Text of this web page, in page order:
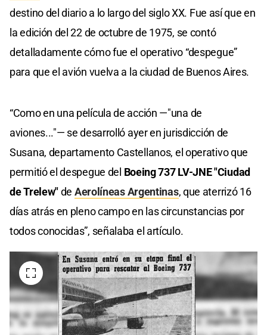
destino del diario a lo largo del siglo XX. Fue así que en
la edición del 22 de octubre de 1975, se contó
detalladamente cómo fue el operativo “despegue”
para que el avión vuelva a la ciudad de Buenos Aires.
“Como en una película de acción —"una de
aviones..."— se desarrolló ayer en jurisdicción de
Susana, departamento Castellanos, el operativo que
permitió el despegue del Boeing 737 LV-JNE "Ciudad
de Trelew"de Aerolíneas Argentinas, que aterrizó 16
días atrás en pleno campo en las circunstancias por
todos conocidas”, señalaba el artículo.